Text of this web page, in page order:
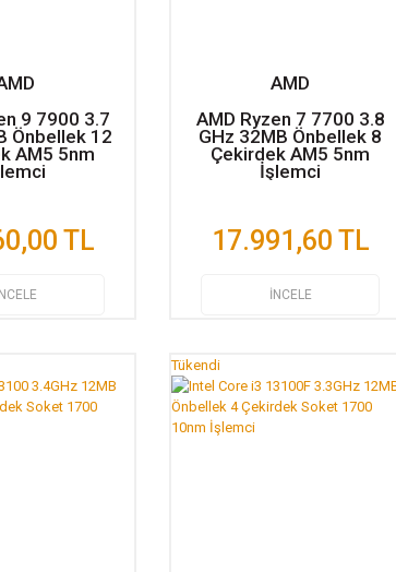
9 7900 3.7
Önbellek 12
AM5 5nm
TL
AMD
AMD Ryzen 7 7700 3.8
GHz 32MB Önbellek 8
Çekirdek AM5 5nm
İşlemci
17.991,60 TL
İNCELE
Tükendi